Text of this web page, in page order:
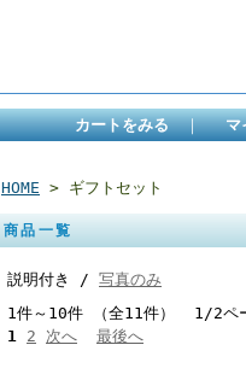
カートをみる ｜ マ
HOME > ギフトセット
商品一覧
説明付き / 写真のみ
1件～10件 （全11件） 1/2ペ
1 2 次へ 最後へ